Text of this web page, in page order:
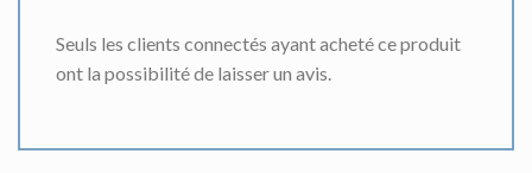
Seuls les clients connectés ayant acheté ce produit
ont la possibilité de laisser un avis.